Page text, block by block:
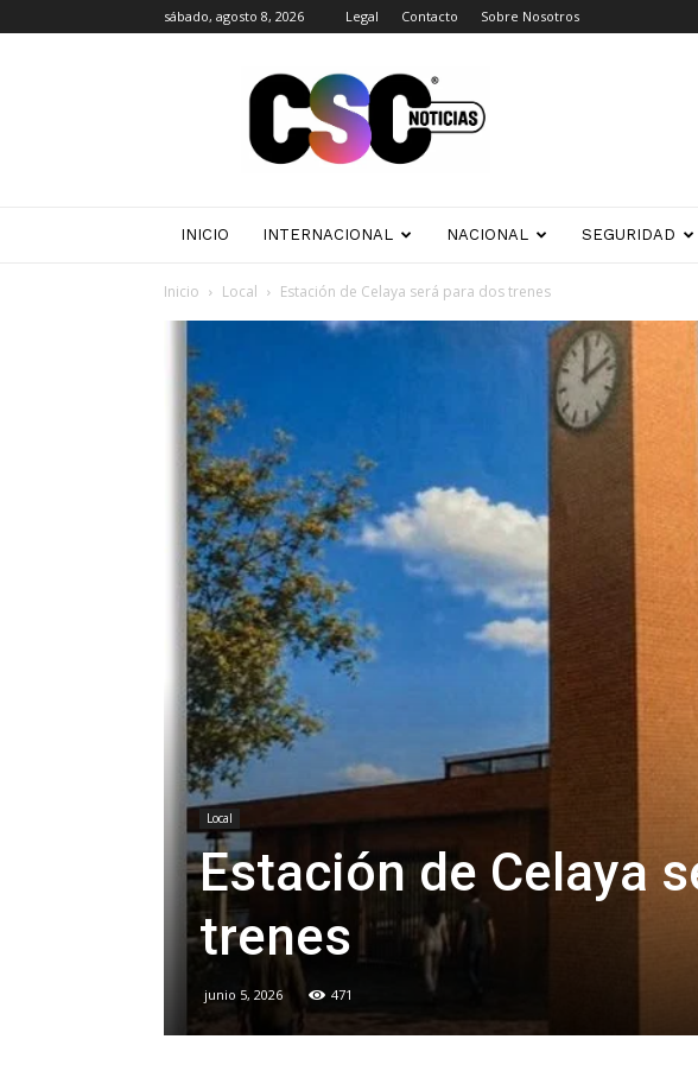
sábado, agosto 8, 2026 Legal Contacto Sobre Nosotros
Noticias
INICIO INTERNACIONAL NACIONAL SEGURIDAD
Inicio Local Estación de Celaya será para dos trenes
Local
Estación de Celaya
trenes
junio 5, 2026 471